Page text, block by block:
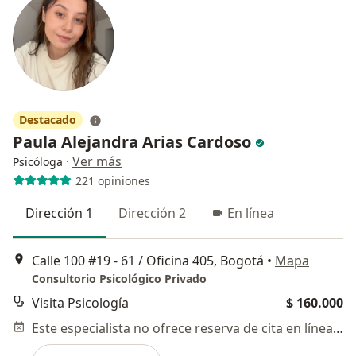
Destacado
Paula Alejandra Arias Cardoso
Psicóloga · Ver más
221 opiniones
Dirección 1 Dirección 2 En línea
Calle 100 #19 - 61 / Oficina 405, Bogotá • Mapa
Consultorio Psicológico Privado
Visita Psicología
$ 160.000
Este especialista no ofrece reserva de cita en línea en esta dirección.